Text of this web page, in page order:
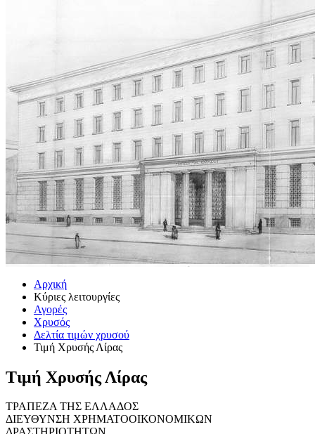
Αρχική
Κύριες λειτουργίες
Αγορές
Χρυσός
Δελτία τιμών χρυσού
Τιμή Χρυσής Λίρας
Τιμή Χρυσής Λίρας
ΤΡΑΠΕΖΑ ΤΗΣ ΕΛΛΑΔΟΣ
ΔΙΕΥΘΥΝΣΗ ΧΡΗΜΑΤΟΟΙΚΟΝΟΜΙΚΩΝ